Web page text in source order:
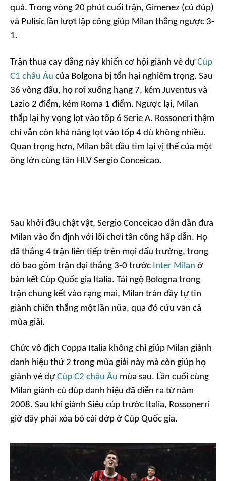
quả. Trong vòng 20 phút cuối trận, Gimenez (cú đúp)
và Pulisic lần lượt lập công giúp Milan thắng ngược 3-
1.
Trận thua cay đắng này khiến cơ hội giành vé dựCúp
C1 châu Âu của Bolgona bị tổn hại nghiêm trọng. Sau
36 vòng đấu, họ rơi xuống hạng 7, kém Juventus và
Lazio 2 điểm, kém Roma 1 điểm. Ngược lại, Milan
thắp lại hy vọng lọt vào tốp 6 Serie A. Rossoneri thậm
chí vẫn còn khả năng lọt vào tốp 4 dù không nhiều.
Quan trọng hơn, Milan bắt đầu tìm lại vị thế của một
ông lớn cùng tân HLV Sergio Conceicao.
Sau khởi đầu chật vật, Sergio Conceicao dần dần đưa
Milan vào ổn định với lối chơi tấn công hấp dẫn. Họ
đã thắng 4 trận liên tiếp trên mọi đấu trường, trong
đó bao gồm trận đại thắng 3-0 trước Inter Milan ở
bán kết Cúp Quốc gia Italia. Tái ngộ Bologna trong
trận chung kết vào rạng mai, Milan tràn đầy tự tin
giành chiến thắng một lần nữa, qua đó cứu vãn cả
mùa giải.
Chức vô địch Coppa Italia không chỉ giúp Milan giành
danh hiệu thứ 2 trong mùa giải này mà còn giúp họ
giành vé dựCúp C2 châu Âu mùa sau. Lần cuối cùng
Milan giành cú đúp danh hiệu đã diễn ra từ năm
2008. Sau khi giành Siêu cúp trước Italia, Rossonerri
giờ đây phải xóa bỏ cái dớp ở Cúp Quốc gia.